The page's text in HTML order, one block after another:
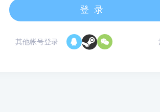
登录
其他帐号登录  